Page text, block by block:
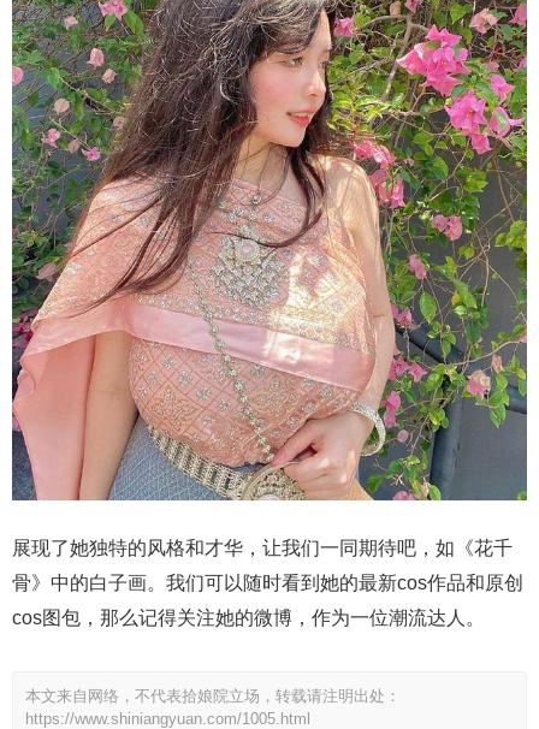
展现了她独特的风格和才华，让我们一同期待吧，如《花千
骨》中的白子画。我们可以随时看到她的最新cos作品和原创
cos图包，那么记得关注她的微博，作为一位潮流达人。
本文来自网络，不代表拾娘院立场，转载请注明出处：
https://www.shiniangyuan.com/1005.html